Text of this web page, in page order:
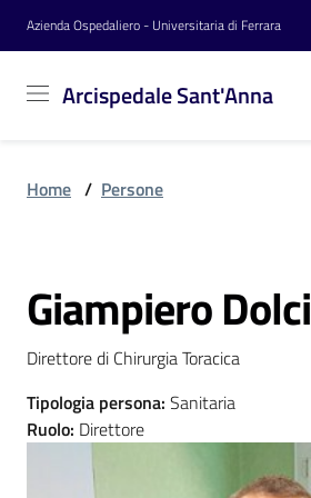
Vai al contenuto
Vai alla navigazione
Vai al footer
Azienda Ospedaliero - Universitaria di Ferrara
Arcispedale Sant'Anna
Sant'Anna
Azienda
Servizi
Home / Persone
Salta al contenuto
Giampiero Dolci
Direttore di Chirurgia Toracica
Tipologia persona: Sanitaria
Ruolo: Direttore